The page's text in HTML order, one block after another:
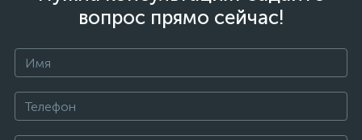
вопрос прямо сейчас!